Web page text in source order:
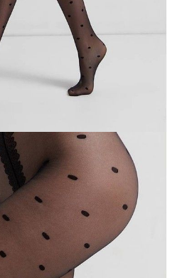
od 50 zł
(Łodz)
- 14:00
na światowych wybiegach mody.
DESIRE zdecydowanie powinny
każdej kobiety.
dopasowane, z płaskim szwem i
DESIRE będziesz nosić przez cały
rozdarcia i dopasowane - to cechy